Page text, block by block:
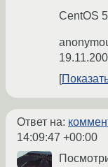
CentOS
Ответ на:
14:09:47 +00:00